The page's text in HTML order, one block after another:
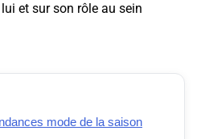
et sur son rôle au sein
mode de la saison